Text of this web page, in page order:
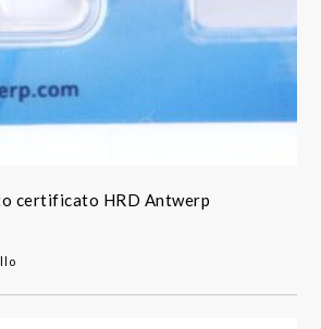
certificato HRD Antwerp